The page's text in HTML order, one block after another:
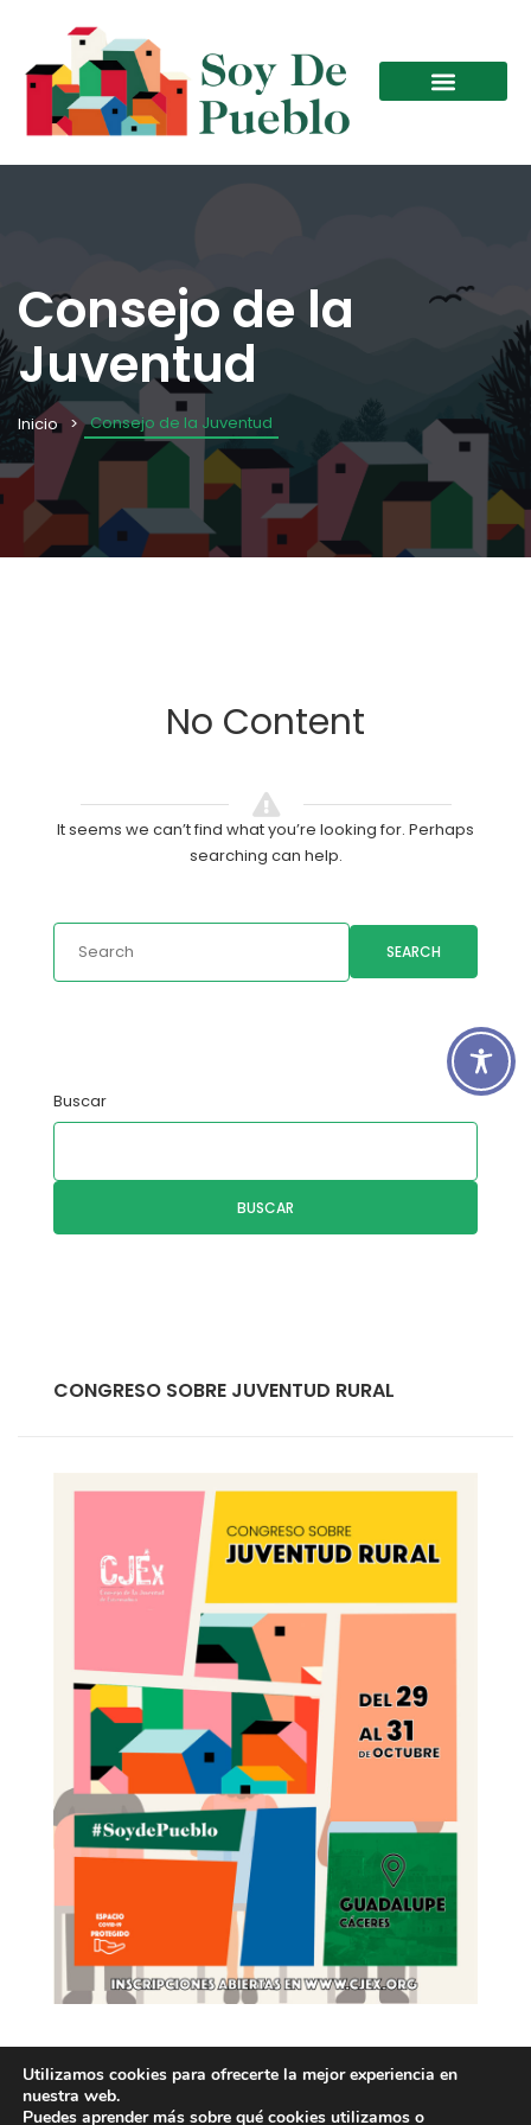
Consejo de la
Juventud
Inicio Consejo de la Juventud
No Content
It seems we can’t find what you’re looking for. Perhaps
searching can help.
SEARCH
Buscar
BUSCAR
CONGRESO SOBRE JUVENTUD RURAL
Utilizamos cookies para ofrecerte la mejor experiencia en
nuestra web.
Puedes aprender más sobre qué cookies utilizamos o